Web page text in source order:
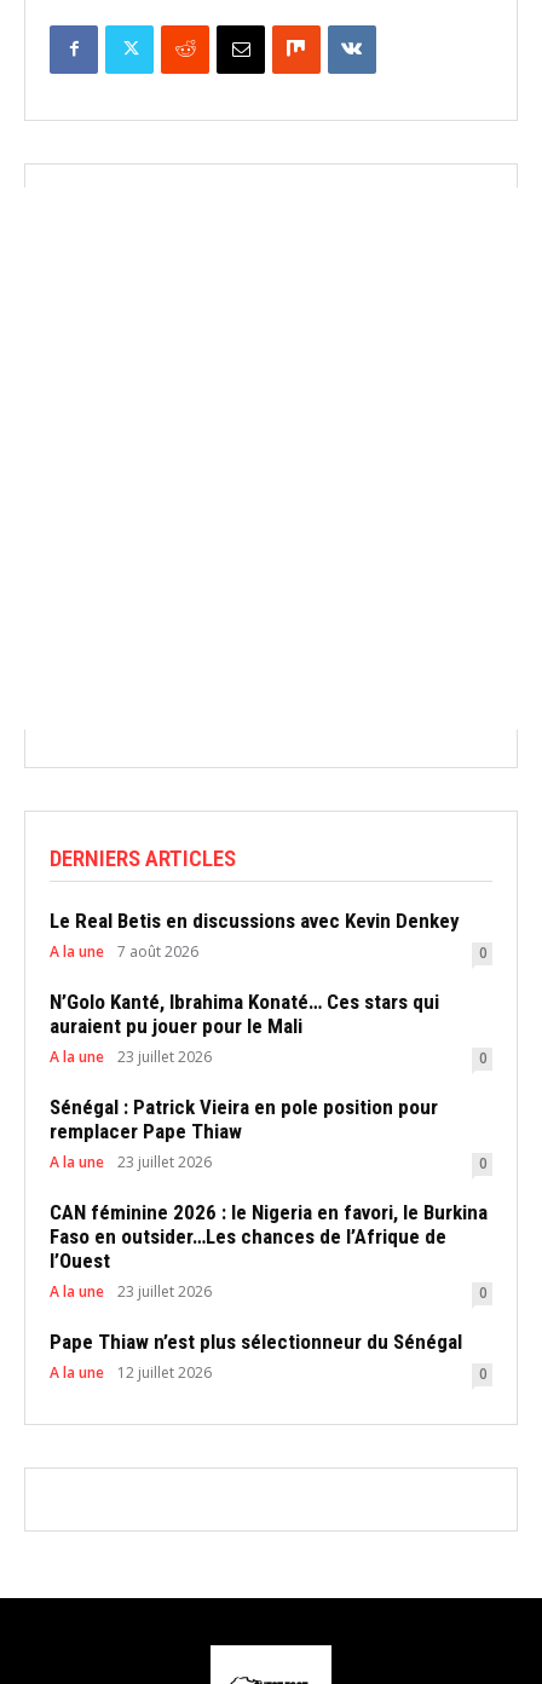
DERNIERS ARTICLES
Le Real Betis en discussions avec Kevin Denkey
A la une 7 août 2026 0
N’Golo Kanté, Ibrahima Konaté… Ces stars qui
auraient pu jouer pour le Mali
A la une 23 juillet 2026 0
Sénégal : Patrick Vieira en pole position pour
remplacer Pape Thiaw
A la une 23 juillet 2026 0
CAN féminine 2026 : le Nigeria en favori, le Burkina
Faso en outsider…Les chances de l’Afrique de
l’Ouest
A la une 23 juillet 2026 0
Pape Thiaw n’est plus sélectionneur du Sénégal
A la une 12 juillet 2026 0